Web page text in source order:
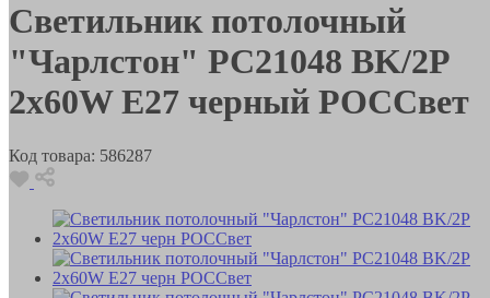
Светильник потолочный
"Чарлстон" РС21048 BK/2P
2х60W E27 черный РОССвет
Код товара: 586287